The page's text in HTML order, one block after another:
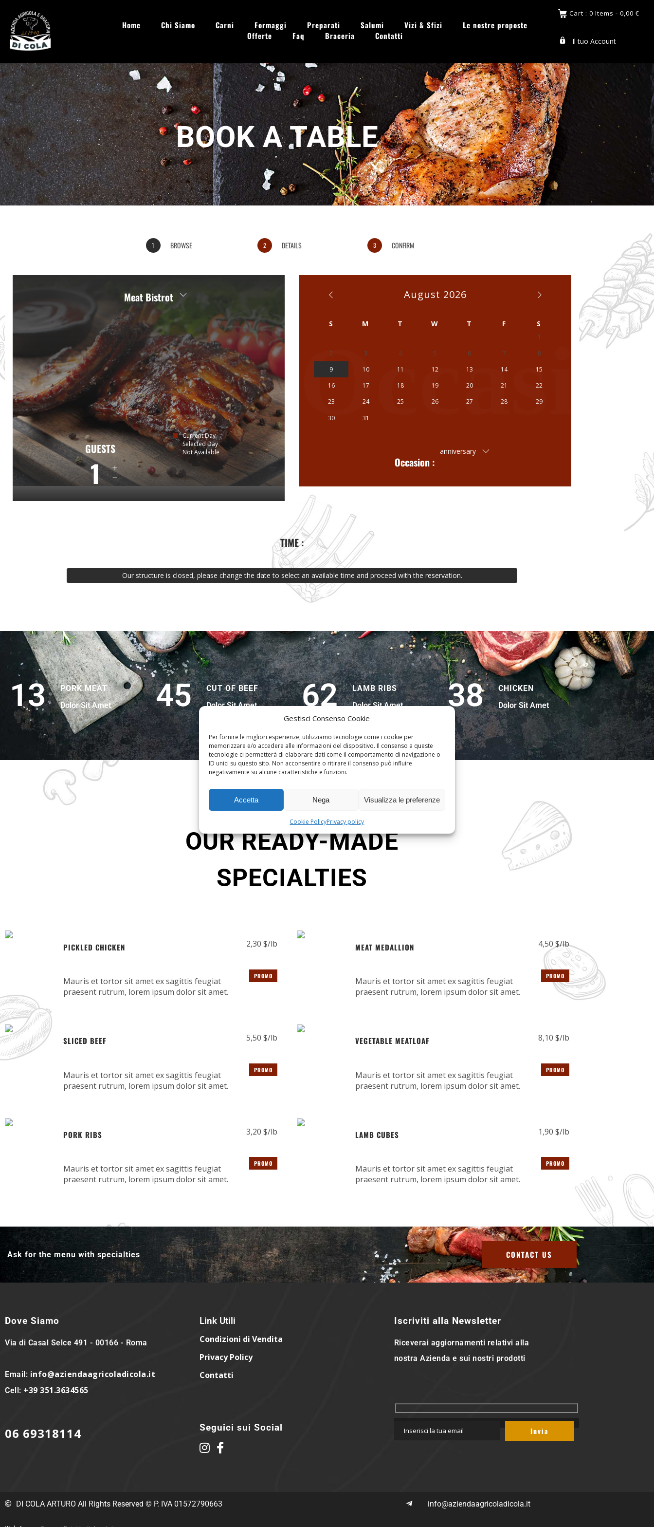
Gestisci Consenso Cookie
Per fornire le migliori esperienze, utilizziamo tecnologie come i cookie per
memorizzare e/o accedere alle informazioni del dispositivo. Il consenso a queste
tecnologie ci permetterà di elaborare dati come il comportamento di navigazione o
ID unici su questo sito. Non acconsentire o ritirare il consenso può influire
negativamente su alcune caratteristiche e funzioni.
Accetta Nega Visualizza le preferenze
Cookie PolicyPrivacy policy
Home Chi Siamo Carni Formaggi Preparati Salumi Vizi & Sfizi
Le nostre proposte
Offerte
Faq Braceria Contatti
Cart : 0 Items - 0,00 €
Il tuo Account
info@aziendaagricoladicola.it Lun - Sab: 08.00 - 20:00 - Dom. 09.00 - 13.30
BOOK A TABLE
1 BROWSE 2 DETAILS 3 CONFIRM
Meat Bistrot
GUESTS
1
Current Day
Selected Day
Not Available
August 2026
S M T W T F S
1
2
3 4 5 6 7
8
9
10 11 12 13 14
15
16
17 18 19 20 21
22
23
24 25 26 27 28
29
30
31
Occasion :
anniversary
TIME :
Our structure is closed, please change the date to select an available time and proceed with the reservation.
13
PORK MEAT
Dolor Sit Amet
45
CUT OF BEEF
Dolor Sit Amet
62
LAMB RIBS
Dolor Sit Amet
38
CHICKEN
Dolor Sit Amet
Certified Origin
OUR READY-MADE
SPECIALTIES
PICKLED CHICKEN 2,30 $/lb
Mauris et tortor sit amet ex sagittis feugiat
praesent rutrum, lorem ipsum dolor sit amet.
PROMO
SLICED BEEF 5,50 $/lb
Mauris et tortor sit amet ex sagittis feugiat
praesent rutrum, lorem ipsum dolor sit amet.
PROMO
PORK RIBS 3,20 $/lb
Mauris et tortor sit amet ex sagittis feugiat
praesent rutrum, lorem ipsum dolor sit amet.
PROMO
MEAT MEDALLION 4,50 $/lb
Mauris et tortor sit amet ex sagittis feugiat
praesent rutrum, lorem ipsum dolor sit amet.
PROMO
VEGETABLE MEATLOAF 8,10 $/lb
Mauris et tortor sit amet ex sagittis feugiat
praesent rutrum, lorem ipsum dolor sit amet.
PROMO
LAMB CUBES 1,90 $/lb
Mauris et tortor sit amet ex sagittis feugiat
praesent rutrum, lorem ipsum dolor sit amet.
PROMO
Ask for the menu with specialties CONTACT US
Dove Siamo
Via di Casal Selce 491 - 00166 - Roma
Email: info@aziendaagricoladicola.it
Cell: +39 351.3634565
06 69318114
Link Utili
Condizioni di Vendita
Privacy Policy
Contatti
Seguici sui Social
Iscriviti alla Newsletter
Riceverai aggiornamenti relativi alla
nostra Azienda e sui nostri prodotti
DI COLA ARTURO All Rights Reserved © P. IVA 01572790663 info@aziendaagricoladicola.it